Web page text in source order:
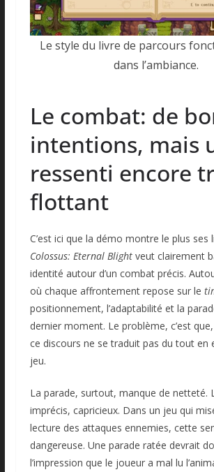
Le style du livre de parcours
dans l’ambiance.
Le combat: de
intentions, mais
ressenti encore
flottant
C’est ici que la démo montre le plus ses
Colossus: Eternal Blightveut clairement
identité autour d’un combat précis.
où chaque affrontement repose sur le
positionnement, l’adaptabilité et la
dernier moment. Le problème, c’est
ce discours ne se traduit pas du tout en
jeu.
La parade, surtout, manque de netteté.
imprécis, capricieux. Dans un jeu qui
lecture des attaques ennemies, cette
dangereuse. Une parade ratée devrait
l’impression que le joueur a mal lu